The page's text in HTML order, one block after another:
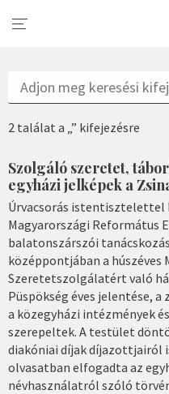
2 találat a „” kifejezésre
Szolgáló szeretet,
egyházi jelképek a
Úrvacsorás istentisztelettel
Magyarországi Református
balatonszárszói
középpontjában a húszéves
Szeretetszolgálatért való
Püspökség éves jelentése,
a közegyházi intézmények
szerepeltek. A testület
diakóniai díjak díjazottjairól
olvasatban elfogadta az
névhasználatról szóló